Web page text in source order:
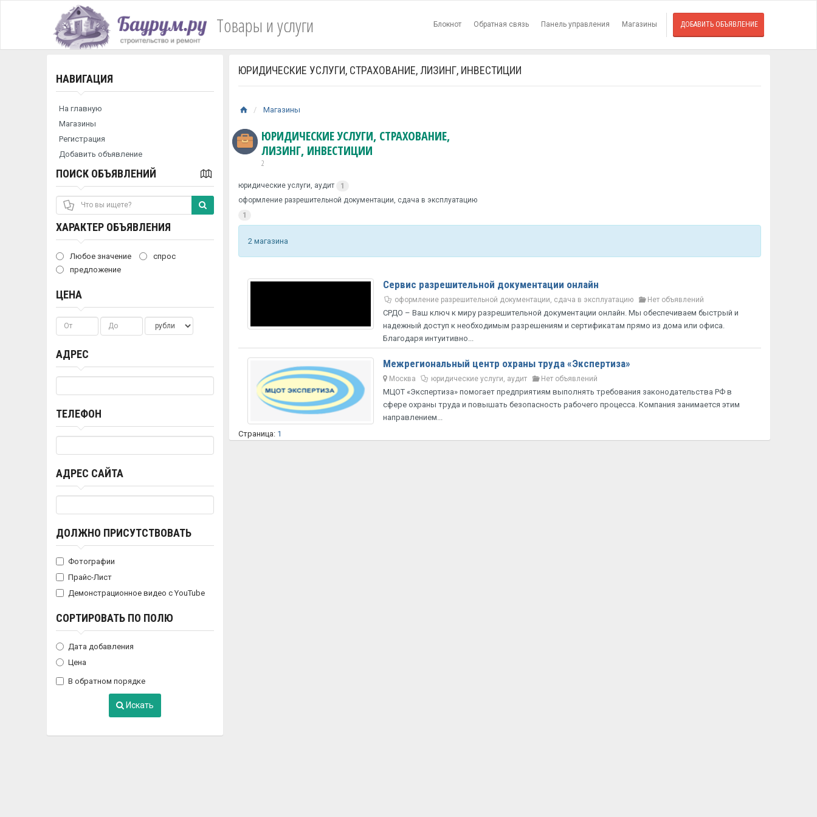
Товары и услуги Блокнот Обратная связь Панель управления Магазины ДОБАВИТЬ ОБЪЯВЛЕНИЕ
НАВИГАЦИЯ
На главную
Магазины
Регистрация
Добавить объявление
ПОИСК ОБЪЯВЛЕНИЙ
ХАРАКТЕР ОБЪЯВЛЕНИЯ
Любое значение
спрос
предложение
ЦЕНА
АДРЕС
ТЕЛЕФОН
АДРЕС САЙТА
ДОЛЖНО ПРИСУТСТВОВАТЬ
Фотографии
Прайс-Лист
Демонстрационное видео с YouTube
СОРТИРОВАТЬ ПО ПОЛЮ
Дата добавления
Цена
В обратном порядке
Искать
ЮРИДИЧЕСКИЕ УСЛУГИ, СТРАХОВАНИЕ, ЛИЗИНГ, ИНВЕСТИЦИИ
Магазины
ЮРИДИЧЕСКИЕ УСЛУГИ, СТРАХОВАНИЕ,
ЛИЗИНГ, ИНВЕСТИЦИИ
2
юридические услуги, аудит
1
оформление разрешительной документации, сдача в эксплуатацию
1
2 магазина
Сервис разрешительной документации онлайн
оформление разрешительной документации, сдача в эксплуатацию Нет объявлений
СРДО – Ваш ключ к миру разрешительной документации онлайн. Мы обеспечиваем быстрый и
надежный доступ к необходимым разрешениям и сертификатам прямо из дома или офиса.
Благодаря интуитивно...
Межрегиональный центр охраны труда «Экспертиза»
Москва юридические услуги, аудит Нет объявлений
МЦОТ «Экспертиза» помогает предприятиям выполнять требования законодательства РФ в
сфере охраны труда и повышать безопасность рабочего процесса. Компания занимается этим
направлением...
Страница: 1